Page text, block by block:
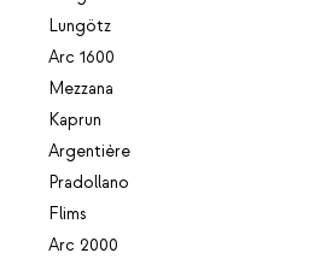
Lungötz
Arc 1600
Mezzana
Kaprun
Argentière
Pradollano
Flims
Arc 2000